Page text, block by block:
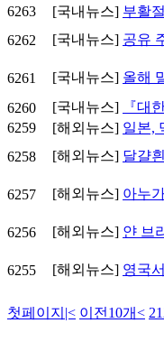
6263
[국내뉴스] 부활
6262
[국내뉴스] 공유
6261 [국내뉴스] 올해
6260
[국내뉴스]
『대
6259
[해외뉴스] 일본,
6258
[해외뉴스] 달걀
6257 [해외뉴스] 아누
6256 [해외뉴스] 얀 브
6255 [해외뉴스] 영국
첫페이지 |< 이전10개< 21